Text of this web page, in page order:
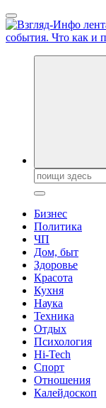
Перейти
к
содержанию
Обо всем и обо
Поиск:
Бизнес
Политика
ЧП
Дом, быт
Здоровье
Красота
Кухня
Наука
Техника
Отдых
Психология
Hi-Tech
Спорт
Отношения
Калейдоскоп